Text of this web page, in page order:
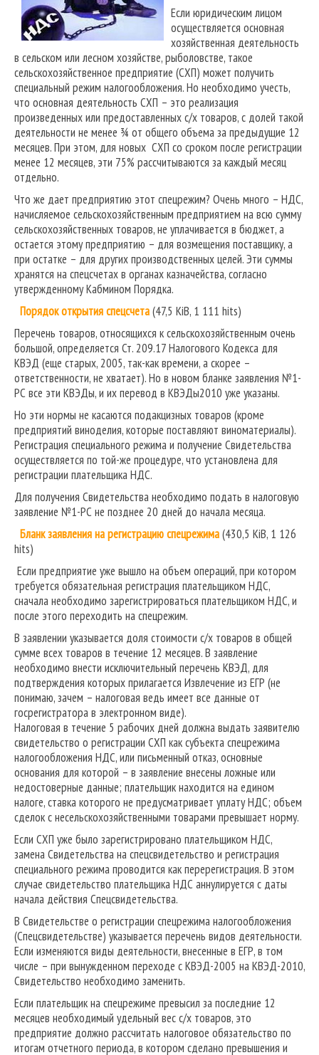
Если юридическим лицом
осуществляется основная
хозяйственная деятельность
в сельском или лесном хозяйстве, рыболовстве, такое
сельскохозяйственное предприятие (СХП) может получить
специальный режим налогообложения. Но необходимо учесть,
что основная деятельность СХП – это реализация
произведенных или предоставленных с/х товаров, с долей такой
деятельности не менее ¾ от общего объема за предыдущие 12
месяцев. При этом, для новых СХП со сроком после регистрации
менее 12 месяцев, эти 75% рассчитываются за каждый месяц
отдельно.
Что же дает предприятию этот спецрежим? Очень много – НДС,
начисляемое сельскохозяйственным предприятием на всю сумму
сельскохозяйственных товаров, не уплачивается в бюджет, а
остается этому предприятию – для возмещения поставщику, а
при остатке – для других производственных целей. Эти суммы
хранятся на спецсчетах в органах казначейства, согласно
утвержденному Кабмином Порядка.
Порядок открытия спецсчета(47,5 KiB, 1 111 hits)
Перечень товаров, относящихся к сельскохозяйственным очень
большой, определяется Ст. 209.17 Налогового Кодекса для
КВЭД (еще старых, 2005, так-как времени, а скорее –
ответственности, не хватает). Но в новом бланке заявления №1-
РС все эти КВЭДы, и их перевод в КВЭДы2010 уже указаны.
Но эти нормы не касаются подакцизных товаров (кроме
предприятий виноделия, которые поставляют виноматериалы).
Регистрация специального режима и получение Свидетельства
осуществляется по той-же процедуре, что установлена для
регистрации плательщика НДС.
Для получения Свидетельства необходимо подать в налоговую
заявление №1-РС не позднее 20 дней до начала месяца.
Бланк заявления на регистрацию спецрежима(430,5 KiB, 1 126
hits)
Если предприятие уже вышло на объем операций, при котором
требуется обязательная регистрация плательщиком НДС,
сначала необходимо зарегистрироваться плательщиком НДС, и
после этого переходить на спецрежим.
В заявлении указывается доля стоимости с/х товаров в общей
сумме всех товаров в течение 12 месяцев. В заявление
необходимо внести исключительный перечень КВЭД, для
подтверждения которых прилагается Извлечение из ЕГР (не
понимаю, зачем – налоговая ведь имеет все данные от
госрегистратора в электронном виде).
Налоговая в течение 5 рабочих дней должна выдать заявителю
свидетельство о регистрации СХП как субъекта спецрежима
налогообложения НДС, или письменный отказ, основные
основания для которой – в заявление внесены ложные или
недостоверные данные; плательщик находится на едином
налоге, ставка которого не предусматривает уплату НДС; объем
сделок с несельскохозяйственными товарами превышает норму.
Если СХП уже было зарегистрировано плательщиком НДС,
замена Свидетельства на спецсвидетельство и регистрация
специального режима проводится как перерегистрация. В этом
случае свидетельство плательщика НДС аннулируется с даты
начала действия Спецсвидетельства.
В Свидетельстве о регистрации спецрежима налогообложения
(Спецсвидетельстве) указывается перечень видов деятельности.
Если изменяются виды деятельности, внесенные в ЕГР, в том
числе – при вынужденном переходе с КВЭД-2005 на КВЭД-2010,
Свидетельство необходимо заменить.
Если плательщик на спецрежиме превысил за последние 12
месяцев необходимый удельный вес с/х товаров, это
предприятие должно рассчитать налоговое обязательство по
итогам отчетного периода, в котором сделано превышения и